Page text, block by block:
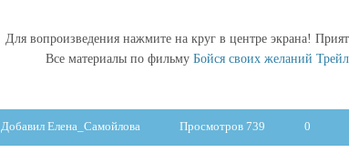
Для вопроизведения нажмите на круг в центре экрана!
Все материалы по фильму Бойся своих желаний
Добавил Елена_Самойлова Просмотров 739 0